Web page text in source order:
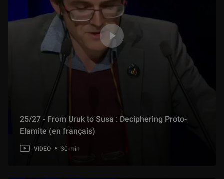
25/27 - From Uruk to Susa : Deciphering Proto-
Elamite (en français)
VIDEO 30 min